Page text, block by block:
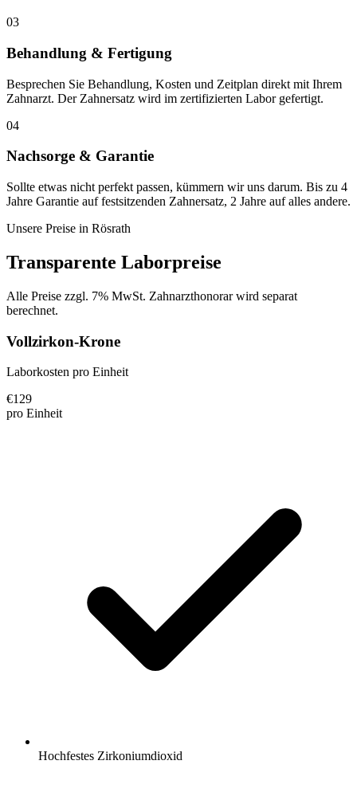
03
Behandlung & Fertigung
Besprechen Sie Behandlung, Kosten und Zeitplan direkt mit Ihrem
Zahnarzt. Der Zahnersatz wird im zertifizierten Labor gefertigt.
04
Nachsorge & Garantie
Sollte etwas nicht perfekt passen, kümmern wir uns darum. Bis zu 4
Jahre Garantie auf festsitzenden Zahnersatz, 2 Jahre auf alles andere.
Unsere Preise in Rösrath
Transparente Laborpreise
Alle Preise zzgl. 7% MwSt. Zahnarzthonorar wird separat
berechnet.
Vollzirkon-Krone
Laborkosten pro Einheit
€129
pro Einheit
Hochfestes Zirkoniumdioxid